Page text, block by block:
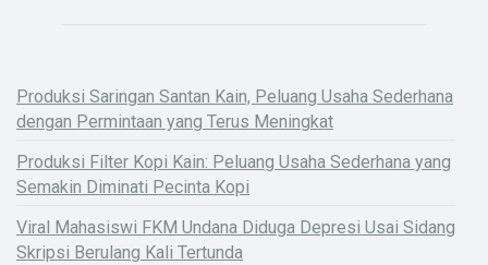
Produksi Saringan Santan Kain, Peluang Usaha Sederhana
dengan Permintaan yang Terus Meningkat
Produksi Filter Kopi Kain: Peluang Usaha Sederhana yang
Semakin Diminati Pecinta Kopi
Viral Mahasiswi FKM Undana Diduga Depresi Usai Sidang
Skripsi Berulang Kali Tertunda